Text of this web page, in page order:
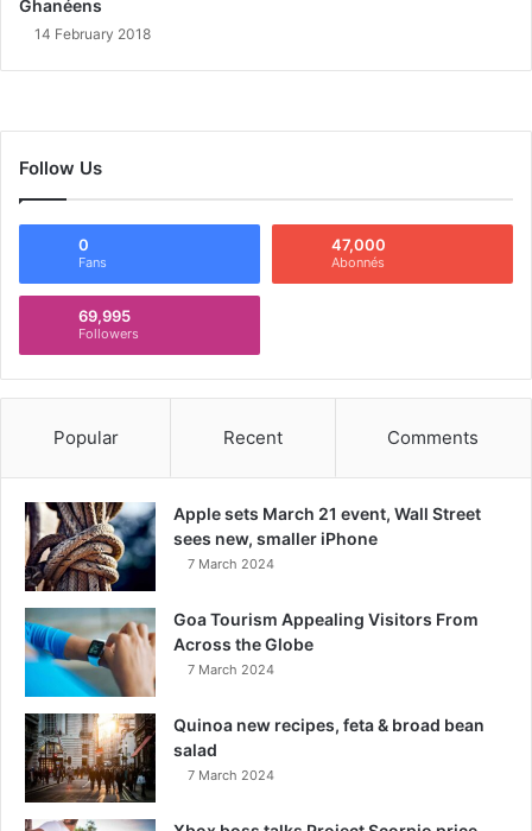
Ghanéens
14 February 2018
Follow Us
0
Fans
47,000
Abonnés
69,995
Followers
Popular Recent Comments
Apple sets March 21 event, Wall Street
sees new, smaller iPhone
7 March 2024
Goa Tourism Appealing Visitors From
Across the Globe
7 March 2024
Quinoa new recipes, feta & broad bean
salad
7 March 2024